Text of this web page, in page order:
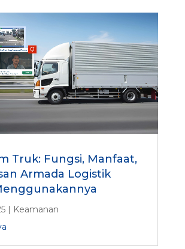
Truk: Fungsi, Manfaat,
Armada Logistik
| Keamanan